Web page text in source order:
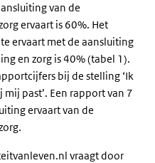
van de
ervaart is 60%. Het
ervaart met de aansluiting
en zorg is 40% (tabel 1).
bij de stelling ‘Ik
past’. Een rapport van 7
ervaart van de
vraagt door